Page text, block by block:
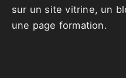
sur un site vitrine, un
une page formation.